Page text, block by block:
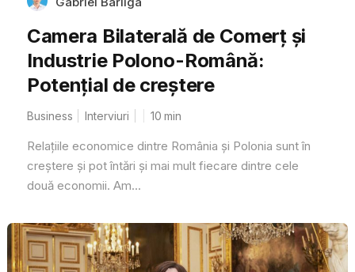
Camera Bilaterală de Comerț și
Industrie Polono-Română:
Potențial de creștere
Business Interviuri 10 min
Relațiile economice dintre România și Polonia sunt în
creștere și pot întări și mai mult fiecare dintre cele
două economii. Am...